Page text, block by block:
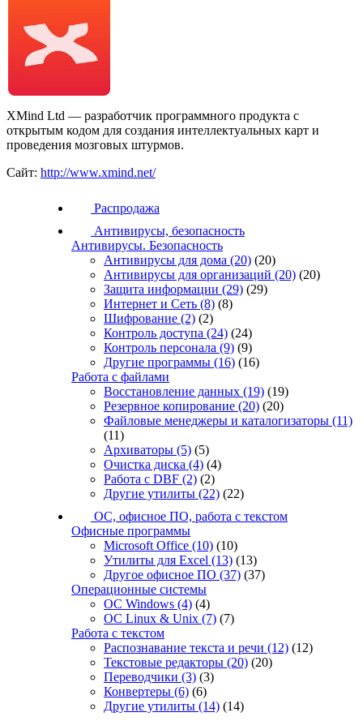
XMind Ltd — разработчик программного продукта с
открытым кодом для создания интеллектуальных карт и
проведения мозговых штурмов.
Сайт: http://www.xmind.net/
Распродажа
Антивирусы, безопасность
Антивирусы. Безопасность
Антивирусы для дома (20) (20)
Антивирусы для организаций (20) (20)
Защита информации (29) (29)
Интернет и Сеть (8) (8)
Шифрование (2) (2)
Контроль доступа (24) (24)
Контроль персонала (9) (9)
Другие программы (16) (16)
Работа с файлами
Восстановление данных (19) (19)
Резервное копирование (20) (20)
Файловые менеджеры и каталогизаторы (11)
(11)
Архиваторы (5) (5)
Очистка диска (4) (4)
Работа с DBF (2) (2)
Другие утилиты (22) (22)
ОС, офисное ПО, работа с текстом
Офисные программы
Microsoft Office (10) (10)
Утилиты для Excel (13) (13)
Другое офисное ПО (37) (37)
Операционные системы
ОС Windows (4) (4)
ОС Linux & Unix (7) (7)
Работа с текстом
Распознавание текста и речи (12) (12)
Текстовые редакторы (20) (20)
Переводчики (3) (3)
Конвертеры (6) (6)
Другие утилиты (14) (14)